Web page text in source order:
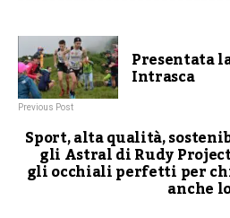
Presentata
Intrasca
Previous Post
Sport, alta qualità,
gli Astral di Rudy
gli occhiali perfetti per
anche